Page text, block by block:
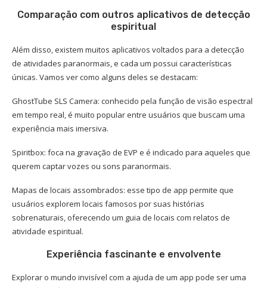
Comparação com outros aplicativos de detecção
espiritual
Além disso, existem muitos aplicativos voltados para a detecção
de atividades paranormais, e cada um possui características
únicas. Vamos ver como alguns deles se destacam:
GhostTube SLS Camera: conhecido pela função de visão espectral
em tempo real, é muito popular entre usuários que buscam uma
experiência mais imersiva.
Spiritbox: foca na gravação de EVP e é indicado para aqueles que
querem captar vozes ou sons paranormais.
Mapas de locais assombrados: esse tipo de app permite que
usuários explorem locais famosos por suas histórias
sobrenaturais, oferecendo um guia de locais com relatos de
atividade espiritual.
Experiência fascinante e envolvente
Explorar o mundo invisível com a ajuda de um app pode ser uma